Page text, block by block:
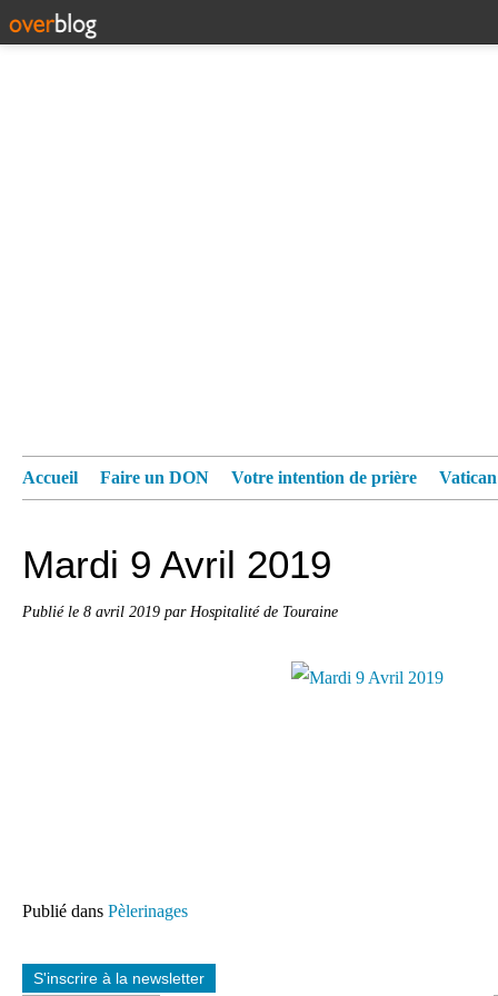
Accueil Faire un DON Votre intention de prière
Mardi 9 Avril 2019
Publié le 8 avril 2019 par Hospitalité de Touraine
Publié dans Pèlerinages
S'inscrire à la newsletter